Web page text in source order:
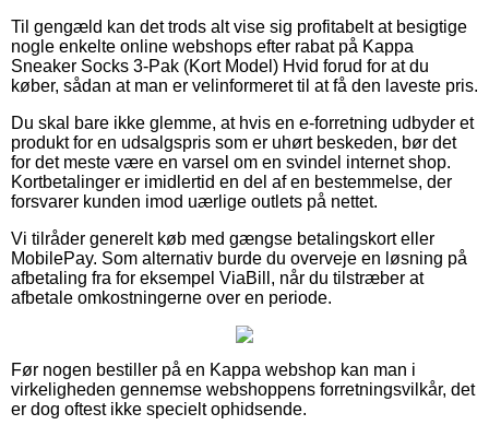
Til gengæld kan det trods alt vise sig profitabelt at besigtige
nogle enkelte online webshops efter rabat på Kappa
Sneaker Socks 3-Pak (Kort Model) Hvid forud for at du
køber, sådan at man er velinformeret til at få den laveste pris.
Du skal bare ikke glemme, at hvis en e-forretning udbyder et
produkt for en udsalgspris som er uhørt beskeden, bør det
for det meste være en varsel om en svindel internet shop.
Kortbetalinger er imidlertid en del af en bestemmelse, der
forsvarer kunden imod uærlige outlets på nettet.
Vi tilråder generelt køb med gængse betalingskort eller
MobilePay. Som alternativ burde du overveje en løsning på
afbetaling fra for eksempel ViaBill, når du tilstræber at
afbetale omkostningerne over en periode.
Før nogen bestiller på en Kappa webshop kan man i
virkeligheden gennemse webshoppens forretningsvilkår, det
er dog oftest ikke specielt ophidsende.